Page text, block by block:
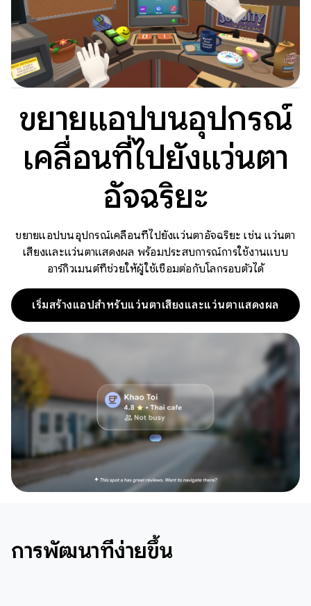
ขยายแอปบนอุปกรณ์
เคลื่อนที่ไปยังแว่นตา
อัจฉริยะ
ขยายแอปบนอุปกรณ์เคลื่อนที่ไปยังแว่นตาอัจฉริยะ เช่น แว่นตา
เสียงและแว่นตาแสดงผล พร้อมประสบการณ์การใช้งานแบบ
อาร์กิวเมนต์ที่ช่วยให้ผู้ใช้เชื่อมต่อกับโลกรอบตัวได้
เริ่มสร้างแอปสำหรับแว่นตาเสียงและแว่นตาแสดงผล
การพัฒนาที่ง่ายขึ้น